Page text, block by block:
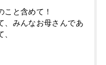
こと含めて！
、みんなお母さんであ